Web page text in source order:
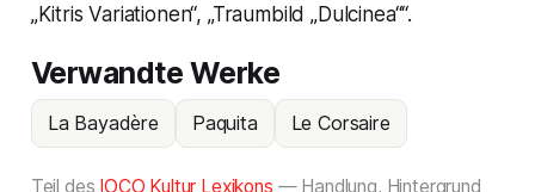
„Kitris Variationen“, „Traumbild „Dulcinea““.
Verwandte Werke
La Bayadère Paquita Le Corsaire
Teil des IOCO Kultur Lexikons — Handlung, Hintergrund